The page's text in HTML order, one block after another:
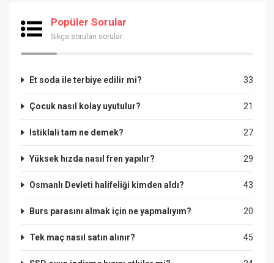
Popüler Sorular
Sıkça sorulan sorular
33
Et soda ile terbiye edilir mi?
21
Çocuk nasıl kolay uyutulur?
27
Istiklali tam ne demek?
29
Yüksek hızda nasıl fren yapılır?
43
Osmanlı Devleti halifeliği kimden aldı?
20
Burs parasını almak için ne yapmalıyım?
45
Tek maç nasıl satın alınır?